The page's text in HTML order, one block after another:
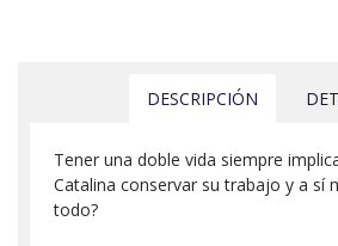
DESCRIPCIÓN
Tener una doble vida siempre
Catalina conservar su trabajo y a sí
todo?